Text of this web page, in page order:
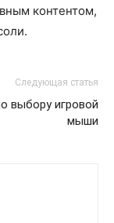
контентом,
Следующая статья
выбору игровой
мыши